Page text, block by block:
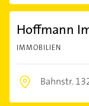
Hoffmann
IMMOBILIEN
Bahnstr.